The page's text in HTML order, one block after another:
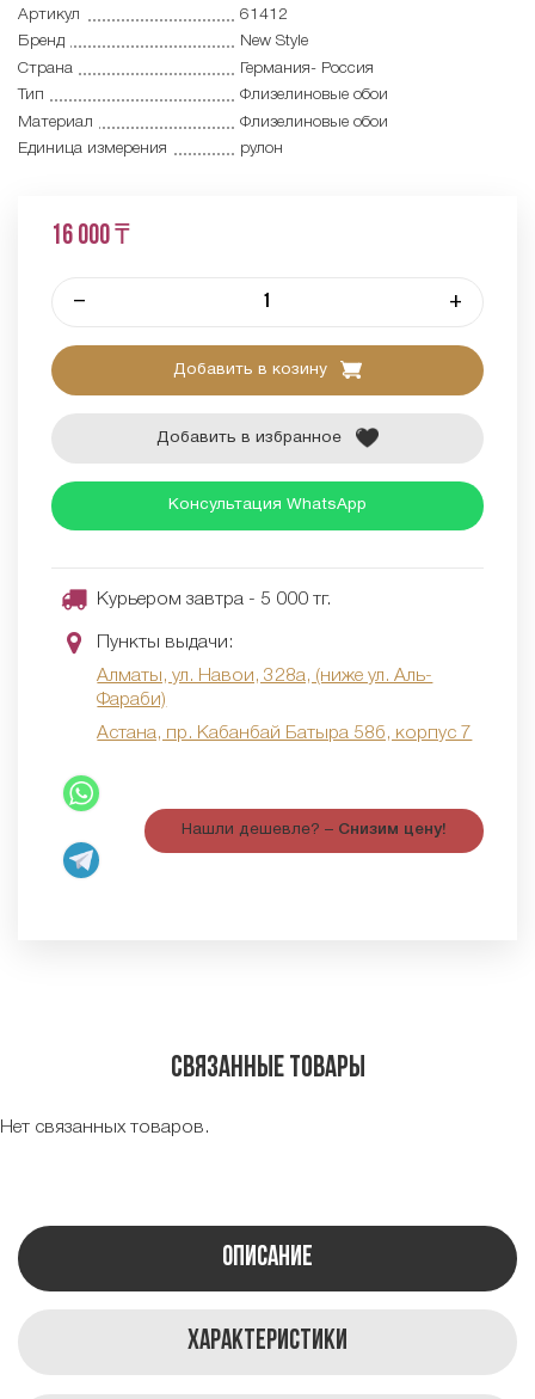
Артикул
61412
Бренд
New Style
Страна
Германия- Россия
Тип
Флизелиновые обои
Материал
Флизелиновые обои
Единица измерения
рулон
16 000 ₸
– +
Добавить в козину
Добавить в избранное
Консультация WhatsApp
Курьером завтра - 5 000 тг.
Пункты выдачи:
Алматы, ул. Навои, 328а, (ниже ул. Аль-
Фараби)
Астана, пр. Кабанбай Батыра 58б, корпус 7
Нашли дешевле? – Снизим цену!
Связанные товары
Нет связанных товаров.
Описание
Характеристики